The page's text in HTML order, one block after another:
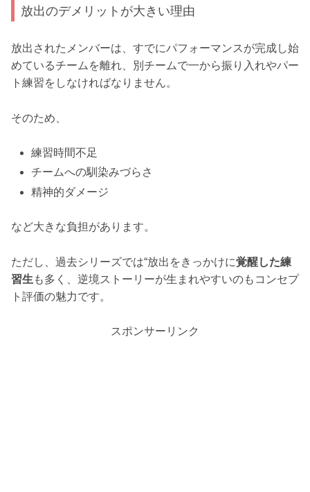
放出のデメリットが大きい理由
放出されたメンバーは、すでにパフォーマンスが完成し始
めているチームを離れ、別チームで一から振り入れやパー
ト練習をしなければなりません。
そのため、
練習時間不足
チームへの馴染みづらさ
精神的ダメージ
など大きな負担があります。
ただし、過去シリーズでは“放出をきっかけに覚醒した練
習生 も多く、逆境ストーリーが生まれやすいのもコンセプ
ト評価の魅力です。
スポンサーリンク